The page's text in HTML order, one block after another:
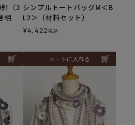
（2
相
シンプルトートバッグM＜B
L2＞（材料セット）
¥4,422税込
カートに入れる